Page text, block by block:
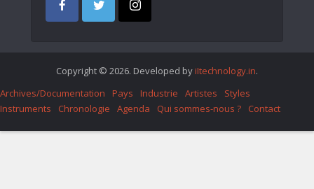
Copyright © 2026. Developed by iItechnology.in.
Archives/Documentation
Pays Industrie Artistes
Styles
Instruments
Chronologie Agenda Qui sommes-nous ? Contact